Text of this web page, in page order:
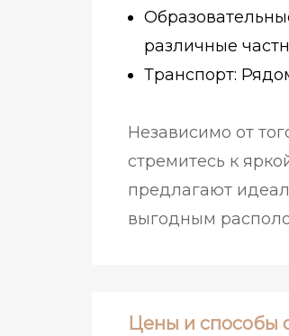
различные
Транспорт:
Независимо от
стремитесь к
предлагают
выгодным
Цены и способы